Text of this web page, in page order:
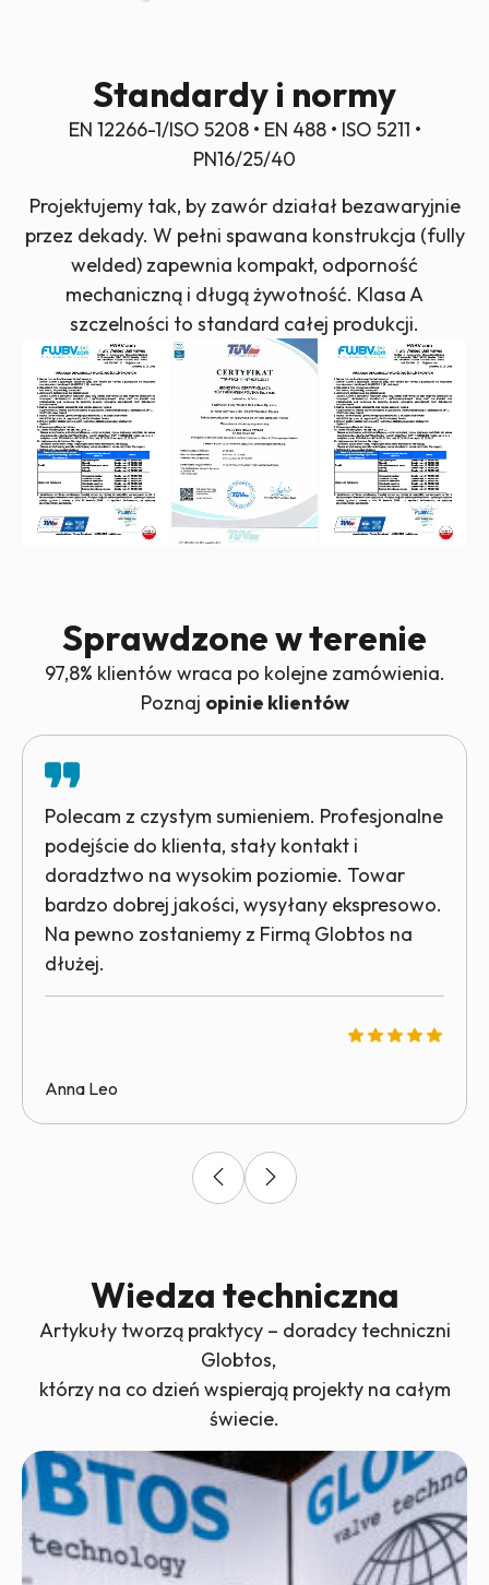
Standardy i normy
EN 12266-1/ISO 5208 • EN 488 • ISO 5211 •
PN16/25/40
Projektujemy tak, by zawór działał bezawaryjnie
przez dekady. W pełni spawana konstrukcja (fully
welded) zapewnia kompakt, odporność
mechaniczną i długą żywotność. Klasa A
szczelności to standard całej produkcji.
Sprawdzone w terenie
97,8% klientów wraca po kolejne zamówienia.
Poznaj opinie klientów
Polecam z czystym sumieniem. Profesjonalne
podejście do klienta, stały kontakt i
doradztwo na wysokim poziomie. Towar
bardzo dobrej jakości, wysyłany ekspresowo.
Na pewno zostaniemy z Firmą Globtos na
dłużej.
Anna Leo
Wiedza techniczna
Artykuły tworzą praktycy – doradcy techniczni
Globtos,
którzy na co dzień wspierają projekty na całym
świecie.